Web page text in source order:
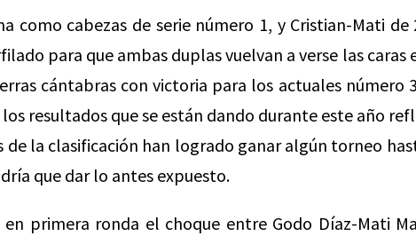
como cabezas de serie número 1, y Cristian-Mati de
para que ambas duplas vuelvan a verse las caras
cántabras con victoria para los actuales número
resultados que se están dando durante este año
de la clasificación han logrado ganar algún torneo
que dar lo antes expuesto.
primera ronda el choque entre Godo Díaz-Mati